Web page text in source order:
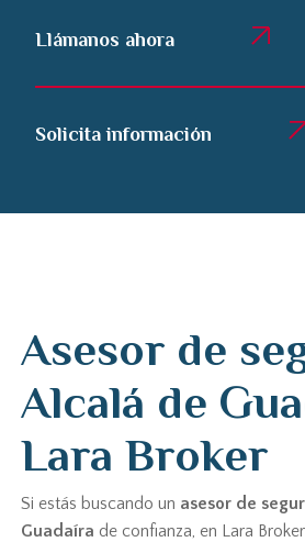
Llámanos ahora
Solicita información
Asesor de
Alcalá de
Lara Broker
Si estás buscando un asesor de
Guadaíra de confianza, en Lara